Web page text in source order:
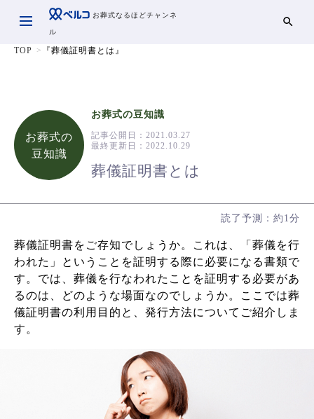
お葬式なるほどチャンネ
ル
TOP 『葬儀証明書とは』
お葬式の
豆知識
お葬式の豆知識
記事公開日： 2021.03.27
最終更新日： 2022.10.29
葬儀証明書とは
読了予測：約1分
葬儀証明書をご存知でしょうか。これは、「葬儀を行
われた」ということを証明する際に必要になる書類で
す。では、葬儀を行なわれたことを証明する必要があ
るのは、どのような場面なのでしょうか。ここでは葬
儀証明書の利用目的と、発行方法についてご紹介しま
す。